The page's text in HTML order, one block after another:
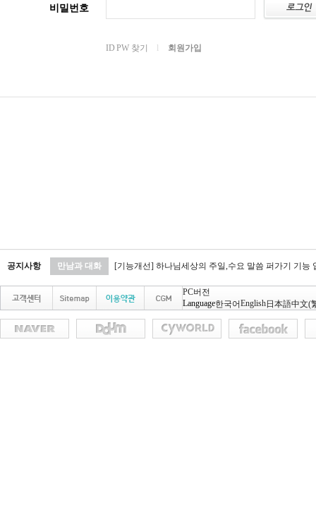
비밀번호
ID PW 찾기 회원가입
공지사항 만남과 대화 [기능개선] 하나님세상의 주일,수요 말씀 퍼가기 기능
PC버전
Language한국어English日本語中文(